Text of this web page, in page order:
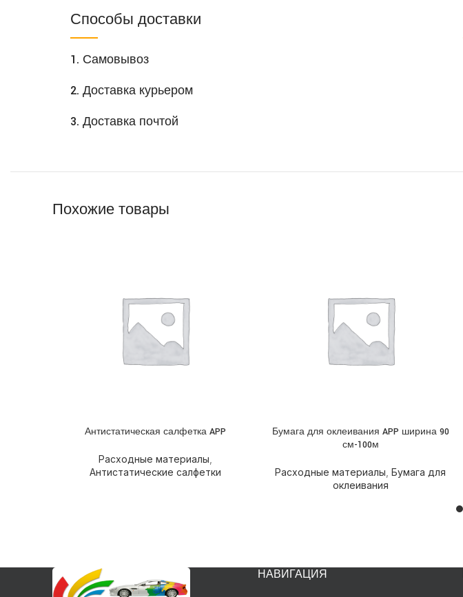
Способы доставки
1. Самовывоз
2. Доставка курьером
3. Доставка почтой
Похожие товары
ПОДРОБНЕЕ
Антистатическая салфетка APP
Расходные материалы
Антистатические салфетки
ПОДРОБНЕЕ
Бумага для оклеивания APP ширина 90
см-100м
Расходные материалы Бумага для
оклеивания
НАВИГАЦИЯ